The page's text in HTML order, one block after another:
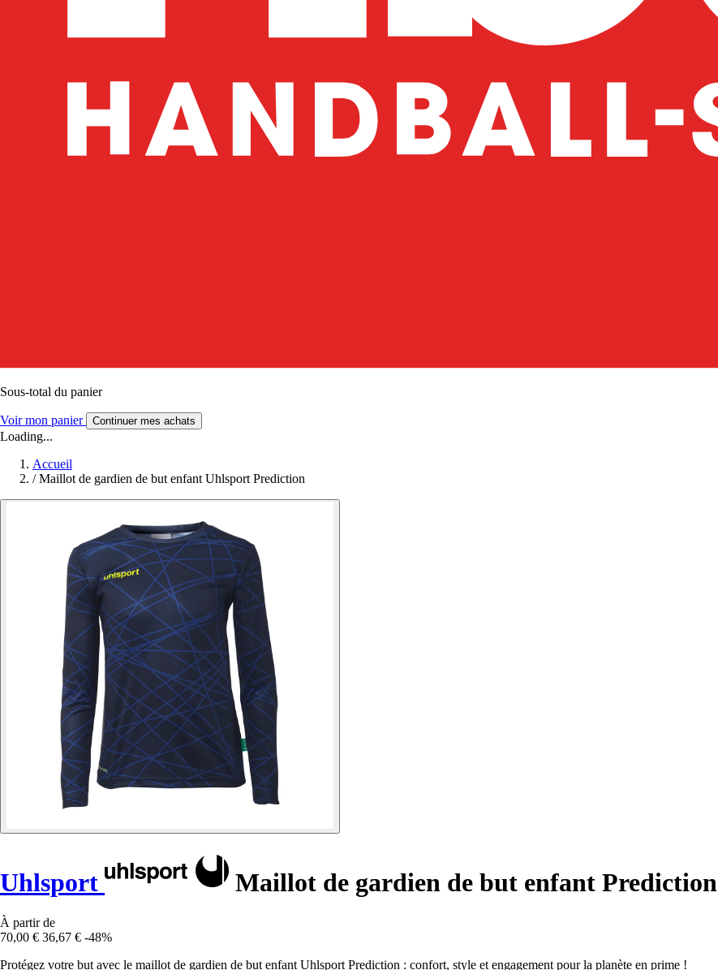
Sous-total du panier
Voir mon panier Continuer mes achats
Loading...
Accueil
/ Maillot de gardien de but enfant Uhlsport Prediction
Uhlsport Maillot de gardien de but enfant Prediction
À partir de
70,00 € 36,67 € -48%
Protégez votre but avec le maillot de gardien de but enfant Uhlsport Prediction : confort, style et engagement pour la planète en prime !